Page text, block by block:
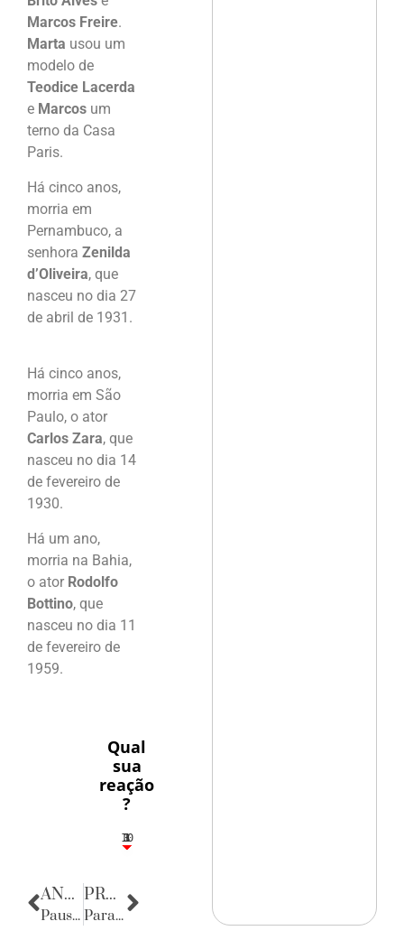
Marcos Freire.
Marta usou um
modelo de
Teodice Lacerda
e Marcos um
terno da Casa
Paris.
Há cinco anos,
morria em
Pernambuco, a
senhora Zenilda
d’Oliveira, que
nasceu no dia 27
de abril de 1931.
Há cinco anos,
morria em São
Paulo, o ator
Carlos Zara, que
nasceu no dia 14
de fevereiro de
1930.
Há um ano,
morria na Bahia,
o ator Rodolfo
Bottino, que
nasceu no dia 11
de fevereiro de
1959.
Qual
sua
reação
?
3
1
1
3
10
ANTERIOR
Pausa poética
PRÓXIMA
Parabéns